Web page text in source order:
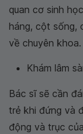
quan cơ sinh
háng, cột sống,
về chuyên khoa.
Khám lâm
Bác sĩ sẽ cần
trẻ khi đứng và
động và trục